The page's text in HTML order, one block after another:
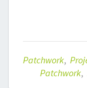
Patchwork,
Patchwork,